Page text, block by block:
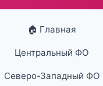
🏠 Главная
Центральный ФО
Северо-Западный ФО